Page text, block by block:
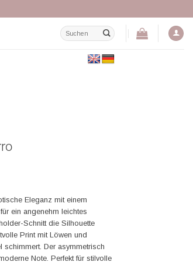
Suchen
nach:
Eleganz mit einem
ein angenehm leichtes
Schnitt die Silhouette
Print mit Löwen und
schimmert. Der asymmetrisch
Note. Perfekt für stilvolle